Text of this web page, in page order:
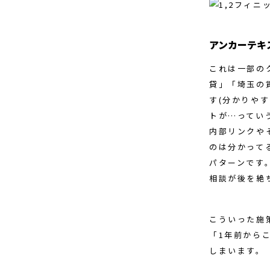
アンカーテ
これは一部の
貸」「埼玉の
す(分かりや
トが…ってい
内部リンクや
のは分かって
パターンです
相談が後を絶
こういった施
「1年前から
しまいます。